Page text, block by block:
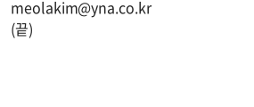
meolakim@yna.co.kr
(끝)